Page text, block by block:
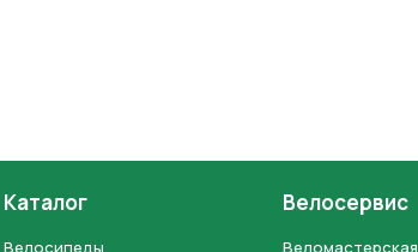
Каталог
Велосипеды
Велосервис
Веломастерская